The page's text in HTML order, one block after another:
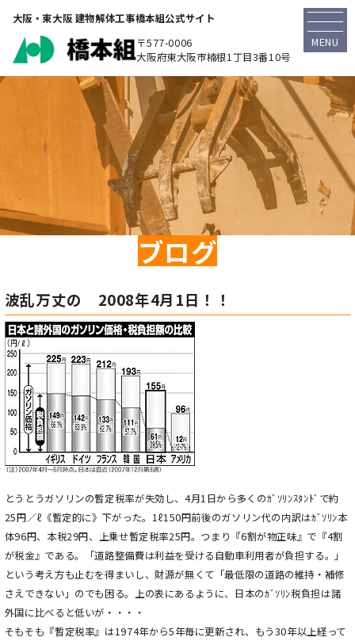
大阪・東大阪 建物解体工事橋本組公式サイト
〒577-0006
大阪府東大阪市楠根1丁目3番10号
MENU
ブログ
波乱万丈の 2008年4月1日！！
とうとうガソリンの暫定税率が失効し、4月1日から多くのｶﾞｿﾘﾝｽﾀﾝﾄﾞで約
25円／ℓ《暫定的に》下がった。1ℓ150円前後のガソリン代の内訳はｶﾞｿﾘﾝ本
体96円、本税29円、上乗せ暫定税率25円。つまり『6割が物正味』で『4割
が税金』である。「道路整備費は利益を受ける自動車利用者が負担する。」
という考え方も止むを得まいし、財源が無くて「最低限の道路の維持・補修
さえできない」のでも困る。上の表にあるように、日本のｶﾞｿﾘﾝ税負担は諸
外国に比べると低いが・・・・
そもそも『暫定税率』は1974年から5年毎に更新され、もう30年以上経って